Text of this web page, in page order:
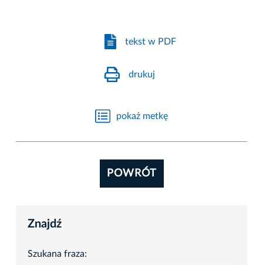
tekst w PDF
drukuj
pokaż metkę
POWRÓT
Znajdź
Szukana fraza: